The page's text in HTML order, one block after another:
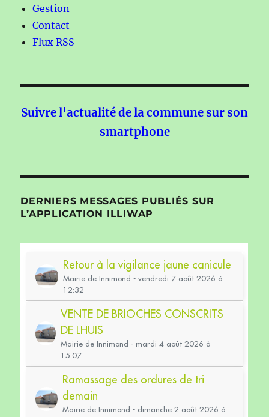
Gestion
Contact
Flux RSS
Suivre l'actualité de la commune sur son
smartphone
DERNIERS MESSAGES PUBLIÉS SUR
L’APPLICATION ILLIWAP